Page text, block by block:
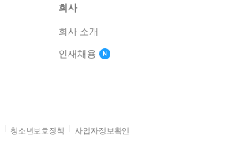
회사
회사 소개
인재채용
청소년보호정책 사업자정보확인